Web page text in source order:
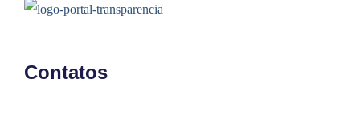
Contatos